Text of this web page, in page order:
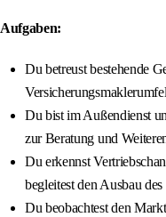
Aufgaben:
Du betreust bestehende
Du bist im Außendienst
zur Beratung und
Du erkennst
begleitest den Ausbau
Du beobachtest den